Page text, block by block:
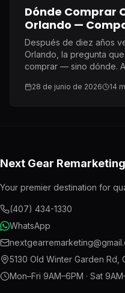
Dónde Comprar
Orlando —
Después de diez años
Orlando, la pregunta
comprar — sino dónde.
28 de junio de 2026 14
Next Gear Remarketing
Your premier destination for
(407) 434-1330
WhatsApp
5130 Old Winter Garden Rd
Mon–Fri 9AM–6PM · Sat